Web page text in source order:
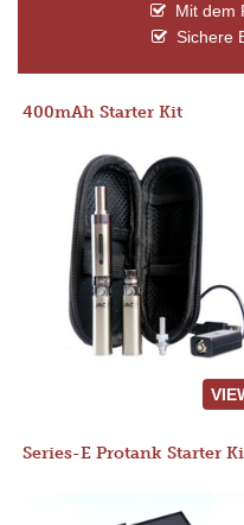
Mit dem
Sichere
400mAh Starter Kit
Series-E Protank Starter